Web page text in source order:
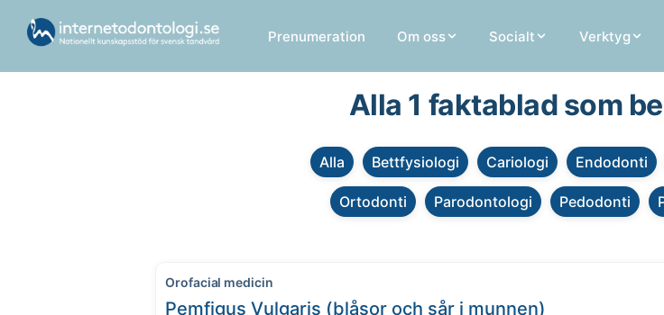
Prenumeration Om oss Socialt Verktyg
Alla 1 faktablad som
Alla Bettfysiologi Cariologi Endodonti
Ortodonti Parodontologi Pedodonti
Orofacial medicin
Pemfigus Vulgaris (blåsor och sår i munnen)